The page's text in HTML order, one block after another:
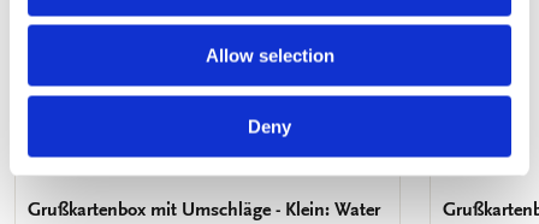
Allow selection
Deny
Grußkartenbox mit Umschläge - Klein: Water